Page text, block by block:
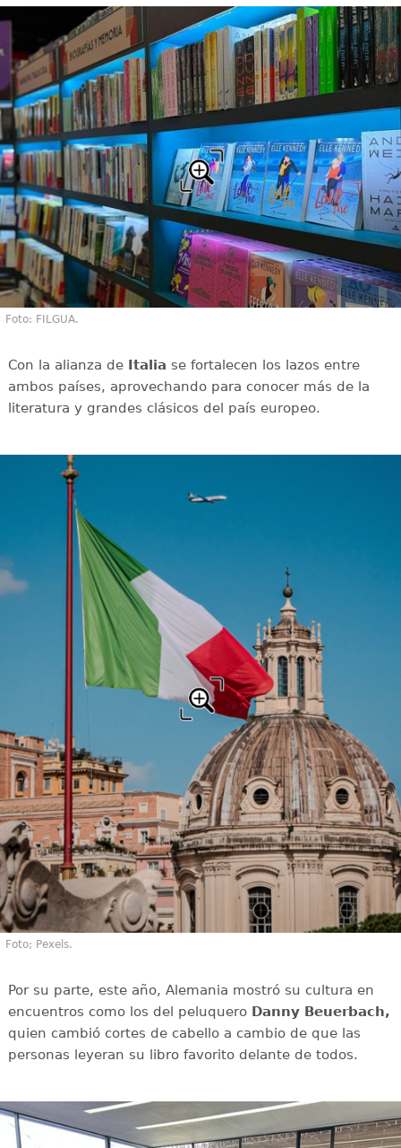
Foto: FILGUA.
Con la alianza deItalia se fortalecen los lazos entre
ambos países, aprovechando para conocer más de la
literatura y grandes clásicos del país europeo.
Foto; Pexels.
Por su parte, este año, Alemania mostró su cultura en
encuentros como los del peluquero Danny Beuerbach,
quien cambió cortes de cabello a cambio de que las
personas leyeran su libro favorito delante de todos.